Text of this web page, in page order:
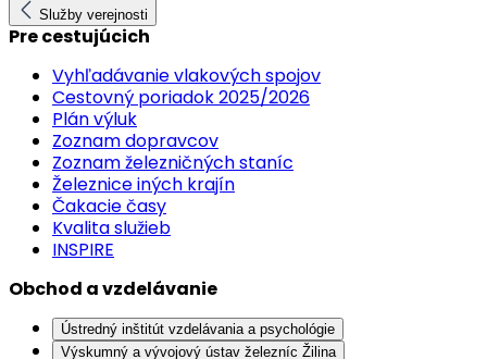
Služby verejnosti
Pre cestujúcich
Vyhľadávanie vlakových spojov
Cestovný poriadok 2025/2026
Plán výluk
Zoznam dopravcov
Zoznam železničných staníc
Železnice iných krajín
Čakacie časy
Kvalita služieb
INSPIRE
Obchod a vzdelávanie
Ústredný inštitút vzdelávania a psychológie
Výskumný a vývojový ústav železníc Žilina